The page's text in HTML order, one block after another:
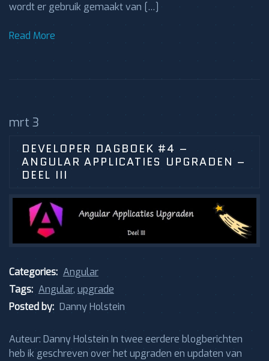
wordt er gebruik gemaakt van […]
Read More
mrt 3
DEVELOPER DAGBOEK #4 –
ANGULAR APPLICATIES UPGRADEN –
DEEL III
Categories: Angular
Tags: Angular, upgrade
Posted by: Danny Holstein
Auteur: Danny Holstein In twee eerdere blogberichten
heb ik geschreven over het upgraden en updaten van